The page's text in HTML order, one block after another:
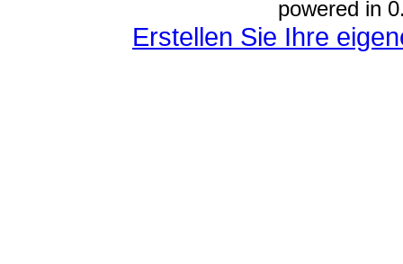
powered in
Erstellen Sie Ihre